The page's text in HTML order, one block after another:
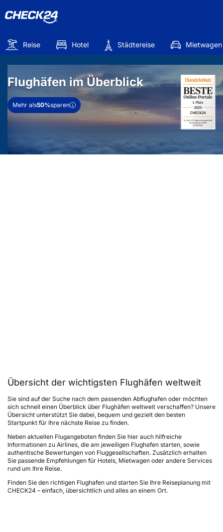
Reise Hotel Städtereise Mietwagen
Flughäfen im Überblick
Mehr als50%sparen
Übersicht der wichtigsten Flughäfen weltweit
Sie sind auf der Suche nach dem passenden Abflughafen oder möchten
sich schnell einen Überblick über Flughäfen weltweit verschaffen? Unsere
Übersicht unterstützt Sie dabei, bequem und gezielt den besten
Startpunkt für Ihre nächste Reise zu finden.
Neben aktuellen Flugangeboten finden Sie hier auch hilfreiche
Informationen zu Airlines, die am jeweiligen Flughafen starten, sowie
authentische Bewertungen von Fluggesellschaften. Zusätzlich erhalten
Sie passende Empfehlungen für Hotels, Mietwagen oder andere Services
rund um Ihre Reise.
Finden Sie den richtigen Flughafen und starten Sie Ihre Reiseplanung mit
CHECK24 – einfach, übersichtlich und alles an einem Ort.